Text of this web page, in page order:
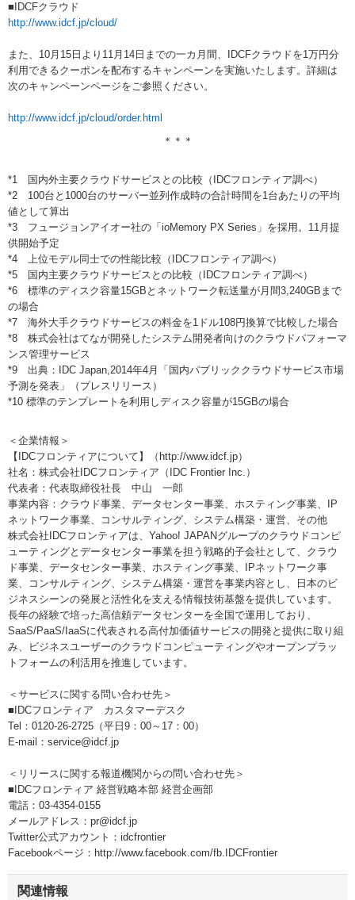
■IDCFクラウド
http://www.idcf.jp/cloud/
また、10月15日より11月14日までの一カ月間、IDCFクラウドを1万円分
利用できるクーポンを配布するキャンペーンを実施いたします。詳細は
次のキャンペーンページをご参照ください。
http://www.idcf.jp/cloud/order.html
＊＊＊
*1 国内外主要クラウドサービスとの比較（IDCフロンティア調べ）
*2 100台と1000台のサーバー並列作成時の合計時間を1台あたりの平均
値として算出
*3 フュージョンアイオー社の「ioMemory PX Series」を採用。11月提
供開始予定
*4 上位モデル同士での性能比較（IDCフロンティア調べ）
*5 国内主要クラウドサービスとの比較（IDCフロンティア調べ）
*6 標準のディスク容量15GBとネットワーク転送量が月間3,240GBまで
の場合
*7 海外大手クラウドサービスの料金を1ドル108円換算で比較した場合
*8 株式会社はてなが開発したシステム開発者向けのクラウドパフォーマ
ンス管理サービス
*9 出典：IDC Japan,2014年4月「国内パブリッククラウドサービス市場
予測を発表」（プレスリリース）
*10 標準のテンプレートを利用しディスク容量が15GBの場合
＜企業情報＞
【IDCフロンティアについて】（http://www.idcf.jp）
社名：株式会社IDCフロンティア（IDC Frontier Inc.）
代表者：代表取締役社長 中山 一郎
事業内容：クラウド事業、データセンター事業、ホスティング事業、IP
ネットワーク事業、コンサルティング、システム構築・運営、その他
株式会社IDCフロンティアは、Yahoo! JAPANグループのクラウドコンピ
ューティングとデータセンター事業を担う戦略的子会社として、クラウ
ド事業、データセンター事業、ホスティング事業、IPネットワーク事
業、コンサルティング、システム構築・運営を事業内容とし、日本のビ
ジネスシーンの発展と活性化を支える情報技術基盤を提供しています。
長年の経験で培った高信頼データセンターを全国で運用しており、
SaaS/PaaS/IaaSに代表される高付加価値サービスの開発と提供に取り組
み、ビジネスユーザーのクラウドコンピューティングやオープンプラッ
トフォームの利活用を推進しています。
＜サービスに関する問い合わせ先＞
■IDCフロンティア カスタマーデスク
Tel：0120-26-2725（平日9：00～17：00）
E-mail：service@idcf.jp
＜リリースに関する報道機関からの問い合わせ先＞
■IDCフロンティア 経営戦略本部 経営企画部
電話：03-4354-0155
メールアドレス：pr@idcf.jp
Twitter公式アカウント：idcfrontier
Facebookページ：http://www.facebook.com/fb.IDCFrontier
関連情報